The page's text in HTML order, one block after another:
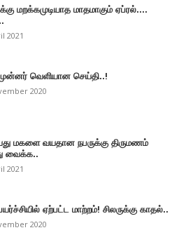
மறக்கமுடியாத மாதமாகும் ஏப்ரல்....
2021
வெளியான செய்தி..!
2020
மகளை வயதான நபருக்கு திருமணம்
வைக்க..
2021
ஏற்பட்ட மாற்றம்! சிலருக்கு காதல்..
2020